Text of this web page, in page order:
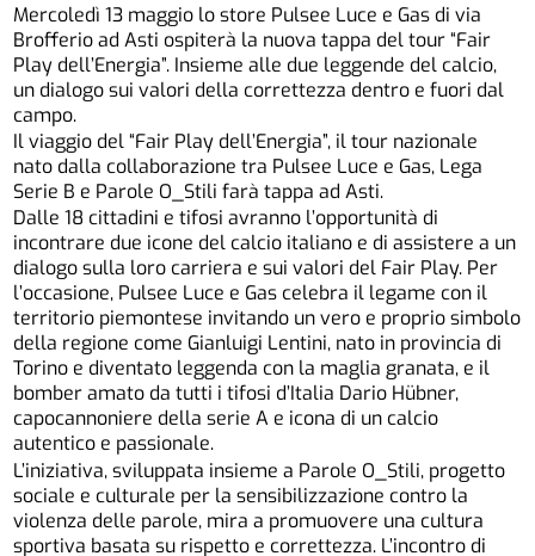
Mercoledì 13 maggio lo store Pulsee Luce e Gas di via
Brofferio ad Asti ospiterà la nuova tappa del tour “Fair
Play dell’Energia”. Insieme alle due leggende del calcio,
un dialogo sui valori della correttezza dentro e fuori dal
campo.
Il viaggio del “Fair Play dell’Energia”, il tour nazionale
nato dalla collaborazione tra Pulsee Luce e Gas, Lega
Serie B e Parole O_Stili farà tappa ad Asti.
Dalle 18 cittadini e tifosi avranno l’opportunità di
incontrare due icone del calcio italiano e di assistere a un
dialogo sulla loro carriera e sui valori del Fair Play. Per
l’occasione, Pulsee Luce e Gas celebra il legame con il
territorio piemontese invitando un vero e proprio simbolo
della regione come Gianluigi Lentini, nato in provincia di
Torino e diventato leggenda con la maglia granata, e il
bomber amato da tutti i tifosi d’Italia Dario Hübner,
capocannoniere della serie A e icona di un calcio
autentico e passionale.
L’iniziativa, sviluppata insieme a Parole O_Stili, progetto
sociale e culturale per la sensibilizzazione contro la
violenza delle parole, mira a promuovere una cultura
sportiva basata su rispetto e correttezza. L’incontro di